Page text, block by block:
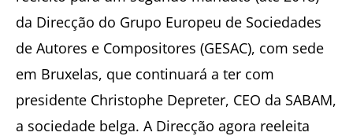
da Direcção do Grupo Europeu de Sociedades
de Autores e Compositores (GESAC), com sede
em Bruxelas, que continuará a ter com
presidente Christophe Depreter, CEO da SABAM,
a sociedade belga. A Direcção agora reeleita